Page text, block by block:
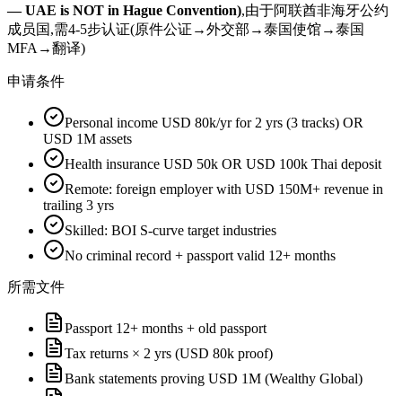
— UAE is NOT in Hague Convention),由于阿联酋非海牙公约
成员国,需4-5步认证(原件公证→外交部→泰国使馆→泰国
MFA→翻译)
申请条件
Personal income USD 80k/yr for 2 yrs (3 tracks) OR
USD 1M assets
Health insurance USD 50k OR USD 100k Thai deposit
Remote: foreign employer with USD 150M+ revenue in
trailing 3 yrs
Skilled: BOI S-curve target industries
No criminal record + passport valid 12+ months
所需文件
Passport 12+ months + old passport
Tax returns × 2 yrs (USD 80k proof)
Bank statements proving USD 1M (Wealthy Global)